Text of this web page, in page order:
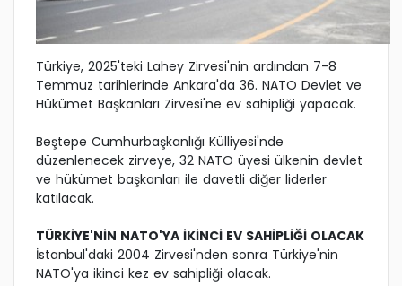
Türkiye, 2025'teki Lahey Zirvesi'nin ardından 7-8
Temmuz tarihlerinde Ankara'da 36. NATO Devlet ve
Hükümet Başkanları Zirvesi'ne ev sahipliği yapacak.
Beştepe Cumhurbaşkanlığı Külliyesi'nde
düzenlenecek zirveye, 32 NATO üyesi ülkenin devlet
ve hükümet başkanları ile davetli diğer liderler
katılacak.
TÜRKİYE'NİN NATO'YA İKİNCİ EV SAHİPLİĞİ OLACAK
İstanbul'daki 2004 Zirvesi'nden sonra Türkiye'nin
NATO'ya ikinci kez ev sahipliği olacak.